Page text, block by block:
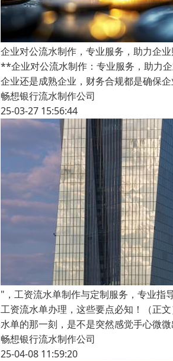
企业对公流水制作，专业服务，助力企
**企业对公流水制作：专业服务，助力
企业还是成熟企业，财务合规都是确保
畅想银行流水制作公司
25-03-27 15:56:44
"，工资流水单制作与定制服务，专业指
工资流水单办理，这些要点必知！（正
水单的那一刻，是不是突然感觉手心微
畅想银行流水制作公司
25-04-08 11:59:20